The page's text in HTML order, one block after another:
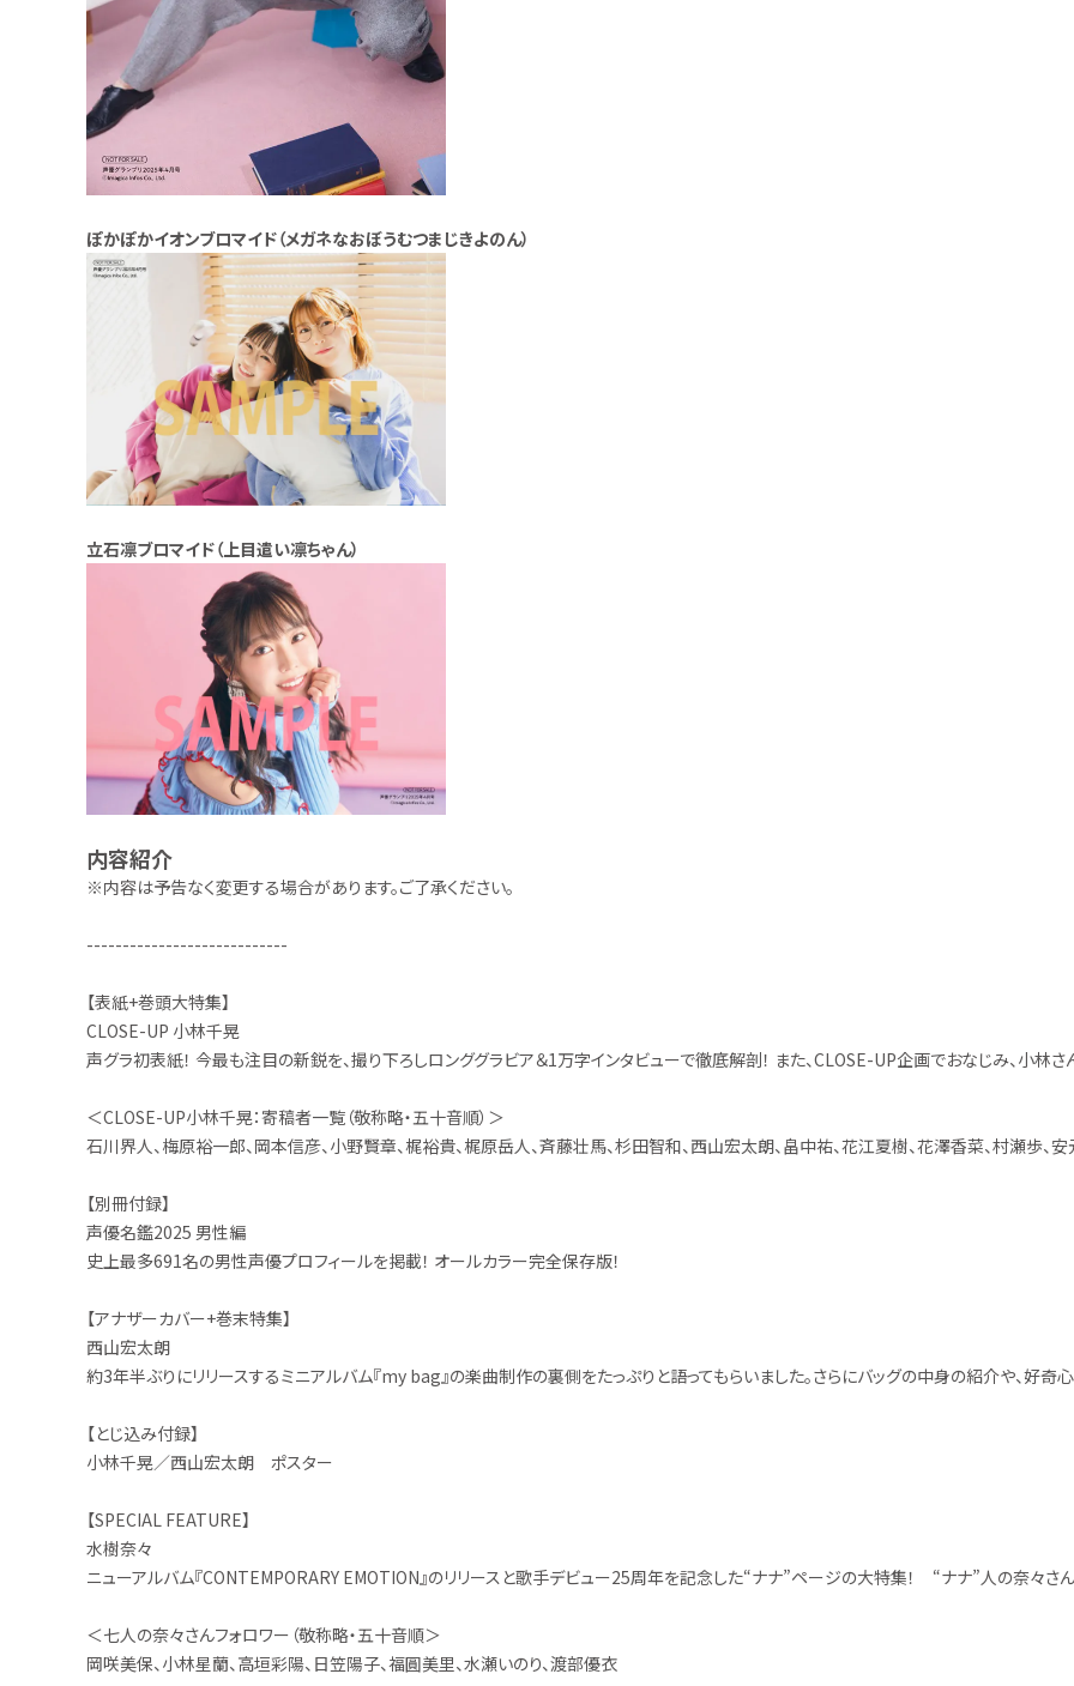
ぽかぽかイオンブロマイド（メガネなおぼうむつまじきよのん）
立石凛ブロマイド（上目遣い凛ちゃん）
内容紹介
※内容は予告なく変更する場合があります。ご了承ください。
----------------------------
【表紙+巻頭大特集】
CLOSE-UP 小林千晃
声グラ初表紙！ 今最も注目の新鋭を、撮り下ろしロンググラビア＆1万字インタビューで徹底解剖！ また、CLOSE-UP企画でおなじみ、小林
＜CLOSE-UP小林千晃：寄稿者一覧（敬称略・五十音順）＞
石川界人、梅原裕一郎、岡本信彦、小野賢章、梶裕貴、梶原岳人、斉藤壮馬、杉田智和、西山宏太朗、畠中祐、花江夏樹、花澤香菜、村瀬歩、
【別冊付録】
声優名鑑2025 男性編
史上最多691名の男性声優プロフィールを掲載！ オールカラー完全保存版！
【アナザーカバー+巻末特集】
西山宏太朗
約3年半ぶりにリリースするミニアルバム『my bag』の楽曲制作の裏側をたっぷりと語ってもらいました。さらにバッグの中身の紹介や、好奇
【とじ込み付録】
小林千晃／西山宏太朗 ポスター
【SPECIAL FEATURE】
水樹奈々
ニューアルバム『CONTEMPORARY EMOTION』のリリースと歌手デビュー25周年を記念した“ナナ”ページの大特集！ “ナナ”人の奈々さ
＜七人の奈々さんフォロワー（敬称略・五十音順＞
岡咲美保、小林星蘭、高垣彩陽、日笠陽子、福圓美里、水瀬いのり、渡部優衣